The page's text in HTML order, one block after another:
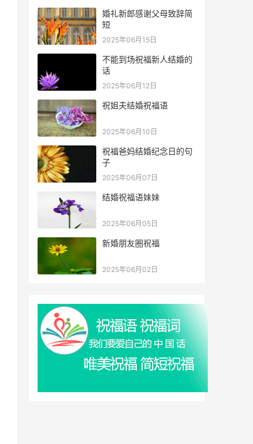
婚礼新郎感谢父母致辞简
短
2025年06月15日
不能到场祝福新人结婚的
话
2025年06月12日
祝姐夫结婚祝福语
2025年06月10日
祝福爸妈结婚纪念日的句
子
2025年06月07日
结婚祝福语妹妹
2025年06月05日
新婚朋友圈祝福
2025年06月02日